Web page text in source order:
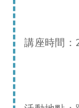
講座時間